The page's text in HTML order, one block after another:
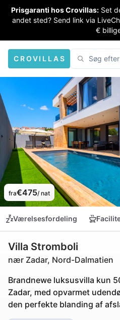
Prisgaranti hos Crovillas: Set
andet sted? Send link via
€
CROVILLAS
fra€475/ nat
Værelsesfordeling
Villa Stromboli
nær Zadar, Nord-Dalmatien
Brandnewe luksusvilla kun
Zadar, med opvarmet
den perfekte blanding af